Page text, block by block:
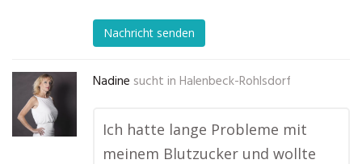
Nachricht senden
Nadine sucht in Halenbeck-Rohlsdorf
Ich hatte lange Probleme mit
meinem Blutzucker und wollte